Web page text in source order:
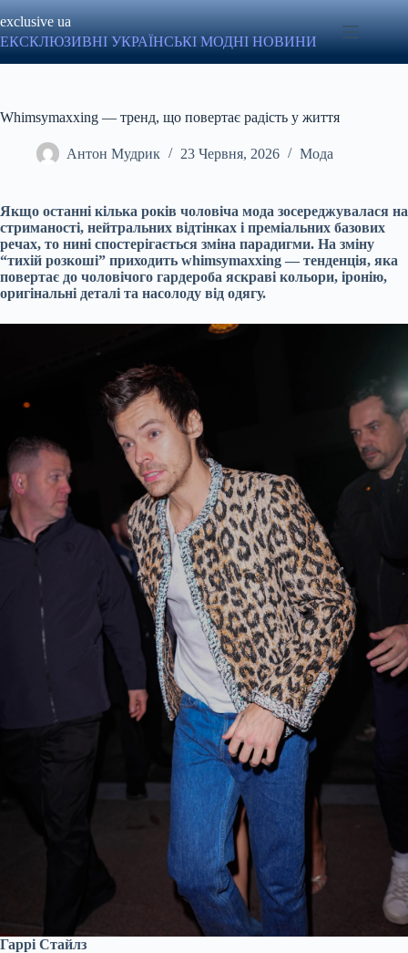
до
вмісту
exclusive ua
ЕКСКЛЮЗИВНІ УКРАЇНСЬКІ МОДНІ НОВИНИ
Whimsymaxxing — тренд, що повертає радість у життя
Антон Мудрик 23 Червня, 2026 Мода
Якщо останні кілька років чоловіча мода зосереджувалася на
стриманості, нейтральних відтінках і преміальних базових
речах, то нині спостерігається зміна парадигми. На зміну
“тихій розкоші” приходить whimsymaxxing — тенденція, яка
повертає до чоловічого гардероба яскраві кольори, іронію,
оригінальні деталі та насолоду від одягу.
Гаррі Стайлз